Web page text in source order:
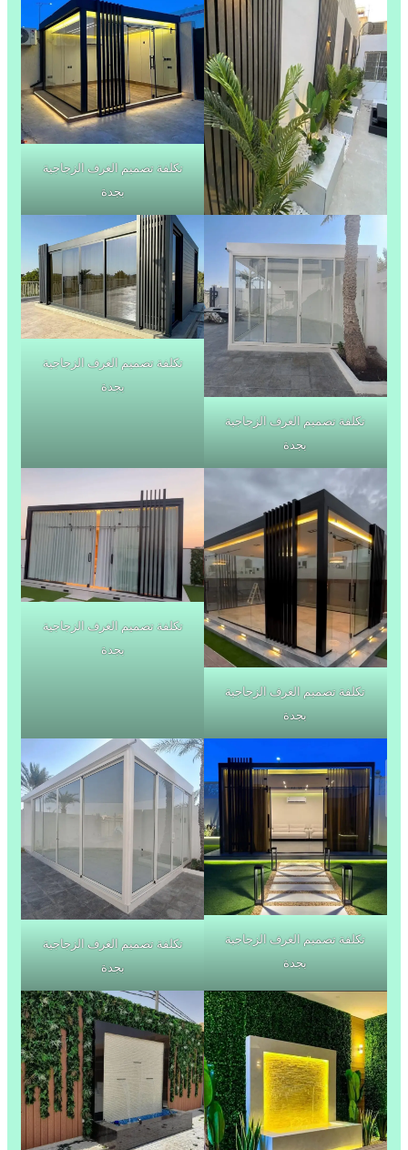
تكلفة تصميم الغرف الزجاجية
بجدة
تكلفة تصميم الغرف الزجاجية
بجدة
تكلفة تصميم الغرف الزجاجية
بجدة
تكلفة تصميم الغرف الزجاجية
بجدة
تكلفة تصميم الغرف الزجاجية
بجدة
تكلفة تصميم الغرف الزجاجية
بجدة
تكلفة تصميم الغرف الزجاجية
بجدة